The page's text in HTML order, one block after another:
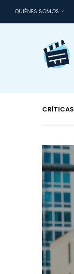
QUIÉNES SOMOS
CRÍTICAS